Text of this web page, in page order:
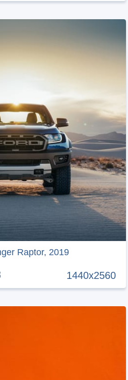
Raptor, 2019
1440x2560